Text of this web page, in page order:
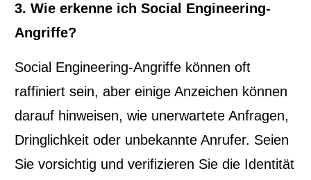
3. Wie erkenne ich Social Engineering-
Angriffe?
Social Engineering-Angriffe können oft
raffiniert sein, aber einige Anzeichen können
darauf hinweisen, wie unerwartete Anfragen,
Dringlichkeit oder unbekannte Anrufer. Seien
Sie vorsichtig und verifizieren Sie die Identität